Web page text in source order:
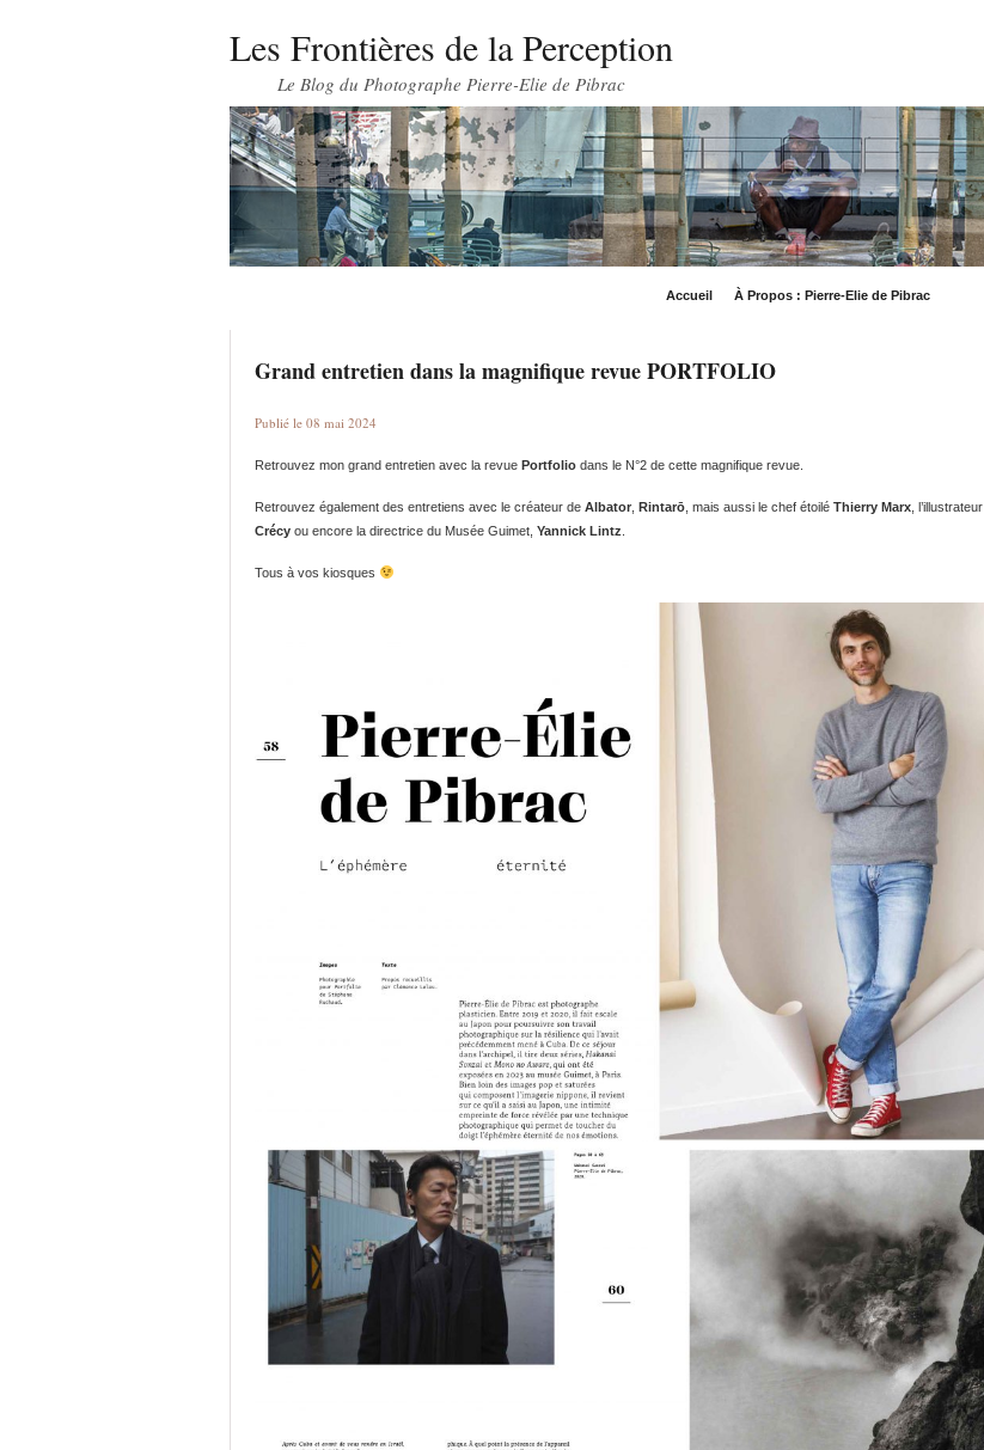
Les Frontières de la Perception
Le Blog du Photographe Pierre-Elie de Pibrac
Accueil À Propos : Pierre-Elie de Pibrac
Grand entretien dans la magnifique revue PORTFOLIO
Publié le 08 mai 2024
Retrouvez mon grand entretien avec la revue Portfolio dans le N°2 de cette magnifique revue.
Retrouvez également des entretiens avec le créateur de Albator Rintarō , mais aussi le chef étoilé Thierry Marx , l’illustrateur
Crécy ou encore la directrice du Musée Guimet, Yannick Lintz
Tous à vos kiosques